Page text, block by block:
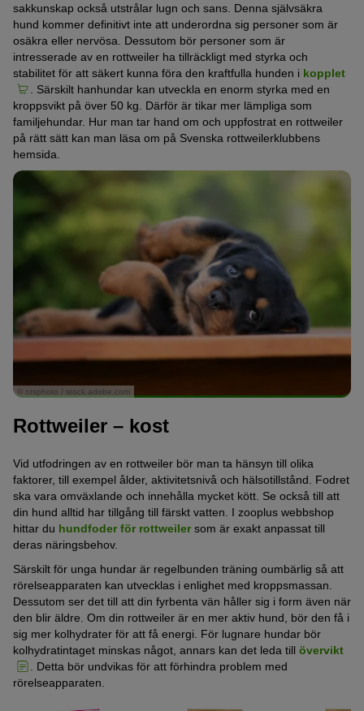
sakkunskap också utstrålar lugn och sans. Denna självsäkra
hund kommer definitivt inte att underordna sig personer som är
osäkra eller nervösa. Dessutom bör personer som är
intresserade av en rottweiler ha tillräckligt med styrka och
stabilitet för att säkert kunna föra den kraftfulla hunden i kopplet
. Särskilt hanhundar kan utveckla en enorm styrka med en
kroppsvikt på över 50 kg. Därför är tikar mer lämpliga som
familjehundar. Hur man tar hand om och uppfostrat en rottweiler
på rätt sätt kan man läsa om på Svenska rottweilerklubbens
hemsida.
© otsphoto / stock.adobe.com
Rottweiler – kost
Vid utfodringen av en rottweiler bör man ta hänsyn till olika
faktorer, till exempel ålder, aktivitetsnivå och hälsotillstånd. Fodret
ska vara omväxlande och innehålla mycket kött. Se också till att
din hund alltid har tillgång till färskt vatten. I zooplus webbshop
hittar du hundfoder för rottweilersom är exakt anpassat till
deras näringsbehov.
Särskilt för unga hundar är regelbunden träning oumbärlig så att
rörelseapparaten kan utvecklas i enlighet med kroppsmassan.
Dessutom ser det till att din fyrbenta vän håller sig i form även när
den blir äldre. Om din rottweiler är en mer aktiv hund, bör den få i
sig mer kolhydrater för att få energi. För lugnare hundar bör
kolhydratintaget minskas något, annars kan det leda till övervikt
. Detta bör undvikas för att förhindra problem med
rörelseapparaten.